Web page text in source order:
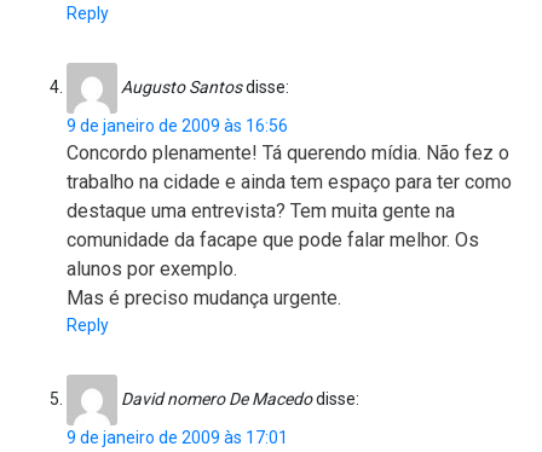
Reply
Augusto Santosdisse:
9 de janeiro de 2009 às 16:56
Concordo plenamente! Tá querendo mídia. Não fez o
trabalho na cidade e ainda tem espaço para ter como
destaque uma entrevista? Tem muita gente na
comunidade da facape que pode falar melhor. Os
alunos por exemplo.
Mas é preciso mudança urgente.
Reply
David nomero De Macedodisse:
9 de janeiro de 2009 às 17:01